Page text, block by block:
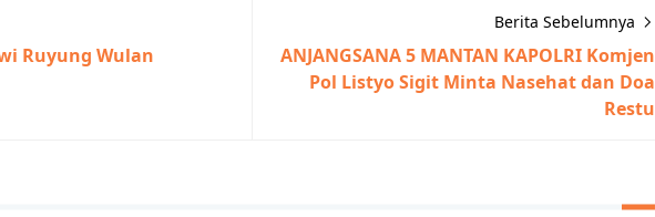
Ruyung Wulan
Berita Sebelumnya
ANJANGSANA 5 MANTAN KAPOLRI Komjen
Pol Listyo Sigit Minta Nasehat dan Doa
Restu